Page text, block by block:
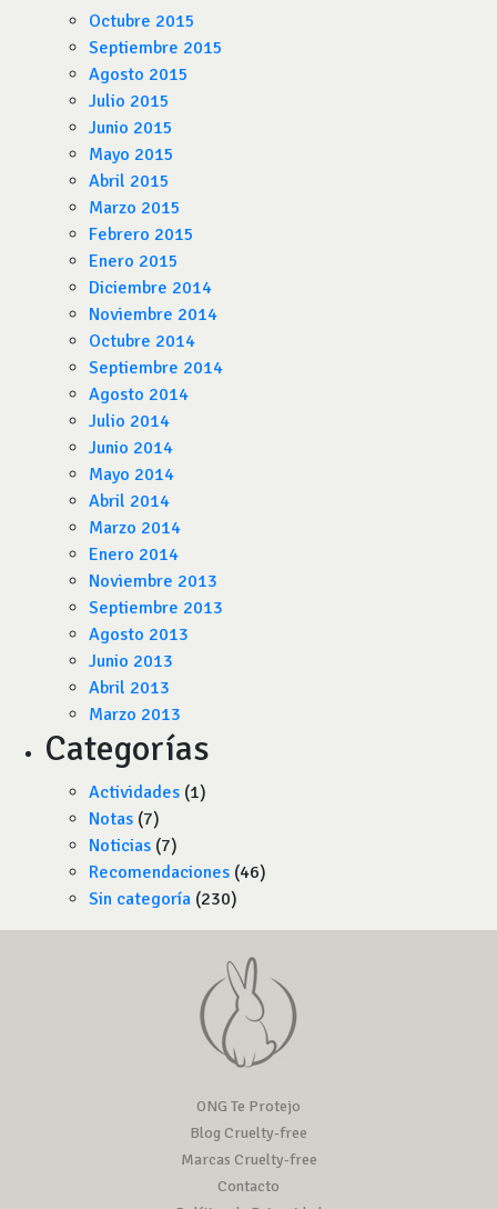
Octubre 2015
Septiembre 2015
Agosto 2015
Julio 2015
Junio 2015
Mayo 2015
Abril 2015
Marzo 2015
Febrero 2015
Enero 2015
Diciembre 2014
Noviembre 2014
Octubre 2014
Septiembre 2014
Agosto 2014
Julio 2014
Junio 2014
Mayo 2014
Abril 2014
Marzo 2014
Enero 2014
Noviembre 2013
Septiembre 2013
Agosto 2013
Junio 2013
Abril 2013
Marzo 2013
Categorías
Actividades (1)
Notas (7)
Noticias (7)
Recomendaciones (46)
Sin categoría (230)
ONG Te Protejo
Blog Cruelty-free
Marcas Cruelty-free
Contacto